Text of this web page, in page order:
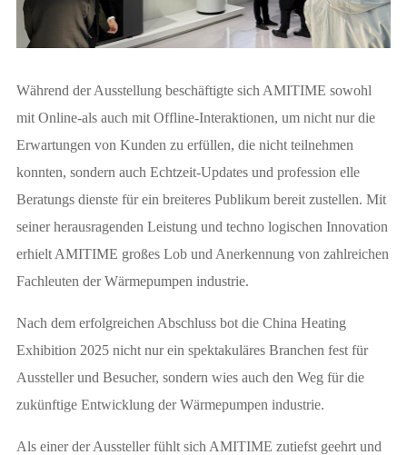
Während der Ausstellung beschäftigte sich AMITIME sowohl
mit Online-als auch mit Offline-Interaktionen, um nicht nur die
Erwartungen von Kunden zu erfüllen, die nicht teilnehmen
konnten, sondern auch Echtzeit-Updates und profession elle
Beratungs dienste für ein breiteres Publikum bereit zustellen. Mit
seiner herausragenden Leistung und techno logischen Innovation
erhielt AMITIME großes Lob und Anerkennung von zahlreichen
Fachleuten der Wärmepumpen industrie.
Nach dem erfolgreichen Abschluss bot die China Heating
Exhibition 2025 nicht nur ein spektakuläres Branchen fest für
Aussteller und Besucher, sondern wies auch den Weg für die
zukünftige Entwicklung der Wärmepumpen industrie.
Als einer der Aussteller fühlt sich AMITIME zutiefst geehrt und